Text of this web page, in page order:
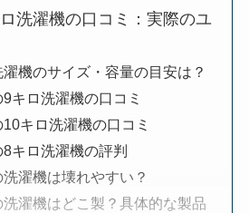
洗濯機の口コミ：実際のユ
機のサイズ・容量の目安は？
キロ洗濯機の口コミ
キロ洗濯機の口コミ
キロ洗濯機の評判
濯機は壊れやすい？
洗濯機はどこ製？具体的な製品